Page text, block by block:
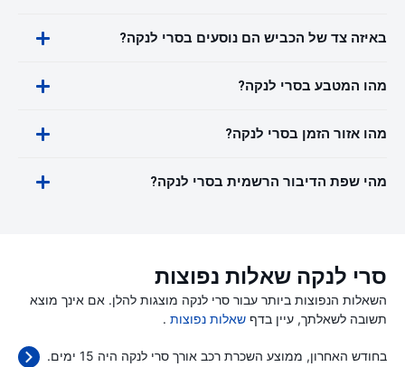
באיזה צד של הכביש הם נוסעים בסרי לנקה?
מהו המטבע בסרי לנקה?
מהו אזור הזמן בסרי לנקה?
מהי שפת הדיבור הרשמית בסרי לנקה?
סרי לנקה שאלות נפוצות
השאלות הנפוצות ביותר עבור סרי לנקה מוצגות להלן. אם אינך מוצא
תשובה לשאלתך, עיין בדף שאלות נפוצות .
בחודש האחרון, ממוצע השכרת רכב אורך סרי לנקה היה 15 ימים.